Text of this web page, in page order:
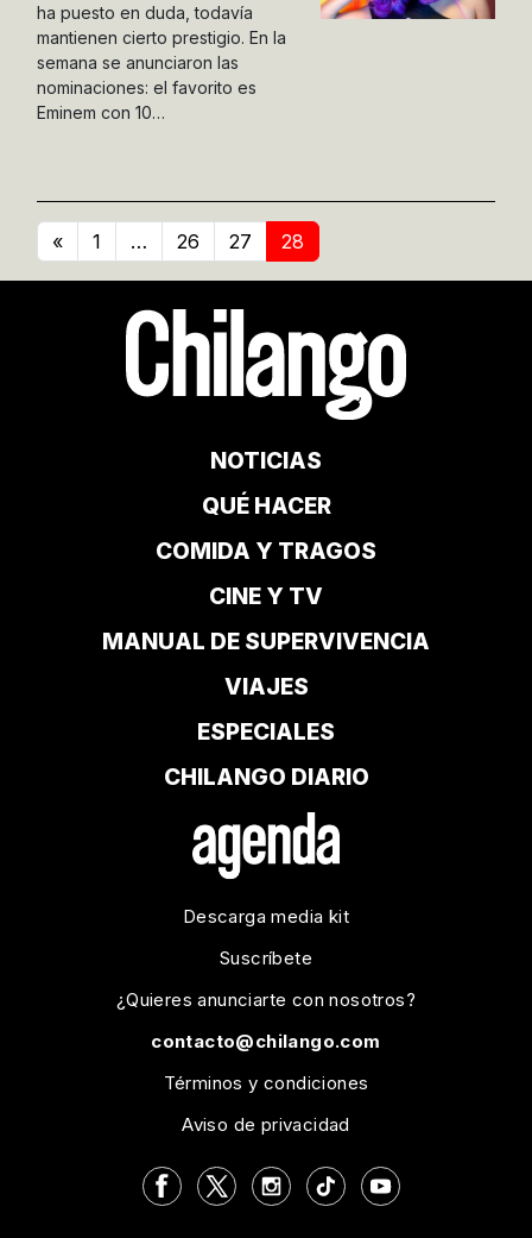
ha puesto en duda, todavía
mantienen cierto prestigio. En la
semana se anunciaron las
nominaciones: el favorito es
Eminem con 10…
« 1 … 26 27 28
NOTICIAS
QUÉ HACER
COMIDA Y TRAGOS
CINE Y TV
MANUAL DE SUPERVIVENCIA
VIAJES
ESPECIALES
CHILANGO DIARIO
Descarga media kit
Suscríbete
¿Quieres anunciarte con nosotros?
contacto@chilango.com
Términos y condiciones
Aviso de privacidad